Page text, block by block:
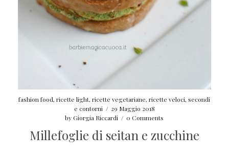
fashion food,ricette light,ricette vegetariane,ricette veloci,secondi
e contorni / 29 Maggio 2018
byGiorgia Riccardi / 0 Comments
Millefoglie di seitan e zucchine